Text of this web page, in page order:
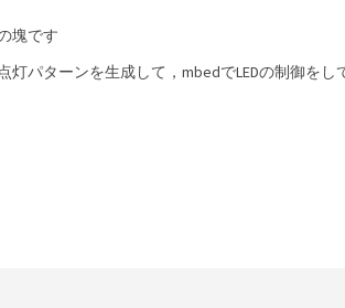
塊です
灯パターンを生成して，mbedでLEDの制御をし